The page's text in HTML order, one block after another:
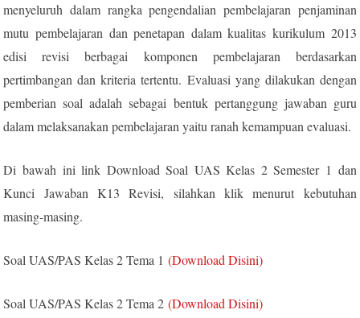
menyeluruh dalam rangka pengendalian pembelajaran penjaminan
mutu pembelajaran dan penetapan dalam kualitas kurikulum 2013
edisi revisi berbagai komponen pembelajaran berdasarkan
pertimbangan dan kriteria tertentu. Evaluasi yang dilakukan dengan
pemberian soal adalah sebagai bentuk pertanggung jawaban guru
dalam melaksanakan pembelajaran yaitu ranah kemampuan evaluasi.
Di bawah ini link Download Soal UAS Kelas 2 Semester 1 dan
Kunci Jawaban K13 Revisi, silahkan klik menurut kebutuhan
masing-masing.
Soal UAS/PAS Kelas 2 Tema 1(Download Disini)
Soal UAS/PAS Kelas 2 Tema 2(Download Disini)